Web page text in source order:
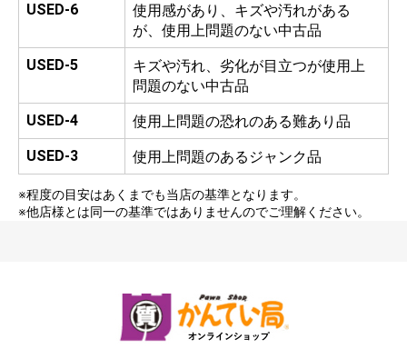
USED-6
使用感があり、キズや汚れがある
が、使用上問題のない中古品
USED-5
キズや汚れ、劣化が目立つが使用上
問題のない中古品
USED-4
使用上問題の恐れのある難あり品
USED-3
使用上問題のあるジャンク品
※程度の目安はあくまでも当店の基準となります。
※他店様とは同一の基準ではありませんのでご理解ください。